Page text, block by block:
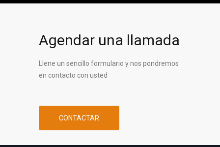
Agendar una llamada
Llene un sencillo formulario y nos pondremos
en contacto con usted
CONTACTAR